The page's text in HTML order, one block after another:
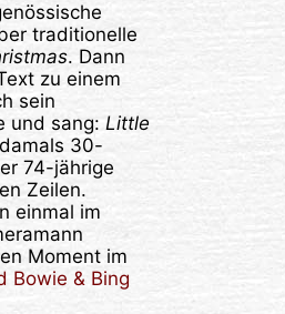
traditionelle
. Dann
zu einem
sein
und sang: Little
30-
74-jährige
Zeilen.
einmal im
Moment im
Bowie & Bing